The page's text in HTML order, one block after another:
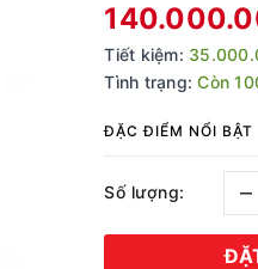
Tiết kiệm:
Tình trạng: Còn
ĐẶC ĐIỂM NỔI BẬT
Số lượng: –